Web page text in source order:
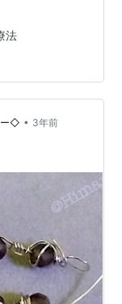
ったいな
と思います。
せるようお手
診療所ではバ
っておりま
法
ー◇ • 3年前